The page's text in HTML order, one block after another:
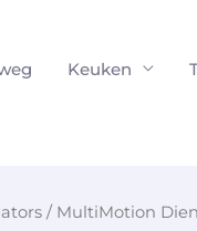
Keuken
/ MultiMotion